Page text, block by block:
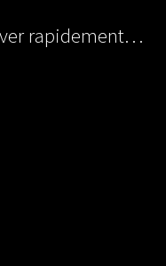
rapidement…